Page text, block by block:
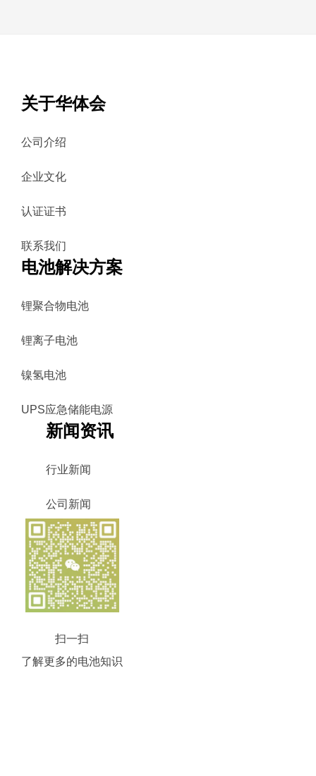
关于华体会
公司介绍
企业文化
认证证书
联系我们
电池解决方案
锂聚合物电池
锂离子电池
镍氢电池
UPS应急储能电源
新闻资讯
行业新闻
公司新闻
扫一扫
了解更多的电池知识